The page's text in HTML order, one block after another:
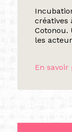
créatives
Cotonou.
les
En savoir